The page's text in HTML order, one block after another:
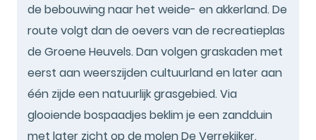
de bebouwing naar het weide- en akkerland. De
route volgt dan de oevers van de recreatieplas
de Groene Heuvels. Dan volgen graskaden met
eerst aan weerszijden cultuurland en later aan
één zijde een natuurlijk grasgebied. Via
glooiende bospaadjes beklim je een zandduin
met later zicht op de molen De Verrekijker.